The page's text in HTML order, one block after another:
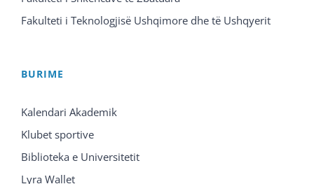
Fakulteti i Teknologjisë Ushqimore dhe të Ushqyerit
BURIME
Kalendari Akademik
Klubet sportive
Biblioteka e Universitetit
Lyra Wallet